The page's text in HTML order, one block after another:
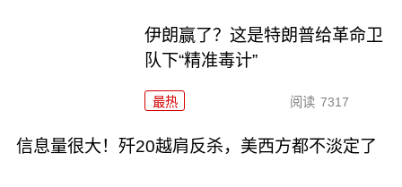
伊朗赢了？这是特朗普给革命卫
队下“精准毒计”
最热 阅读 7317
信息量很大！歼20越肩反杀，美西方都不淡定了